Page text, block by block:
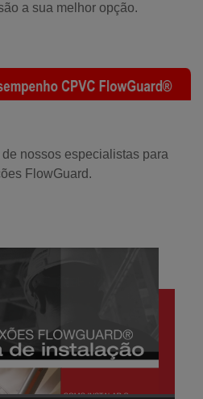
a sua melhor opção.
nossos especialistas para
FlowGuard.